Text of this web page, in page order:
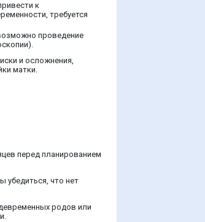
к
требуется
проведение
и осложнения,
матки.
перед планированием
убедиться, что нет
родов или